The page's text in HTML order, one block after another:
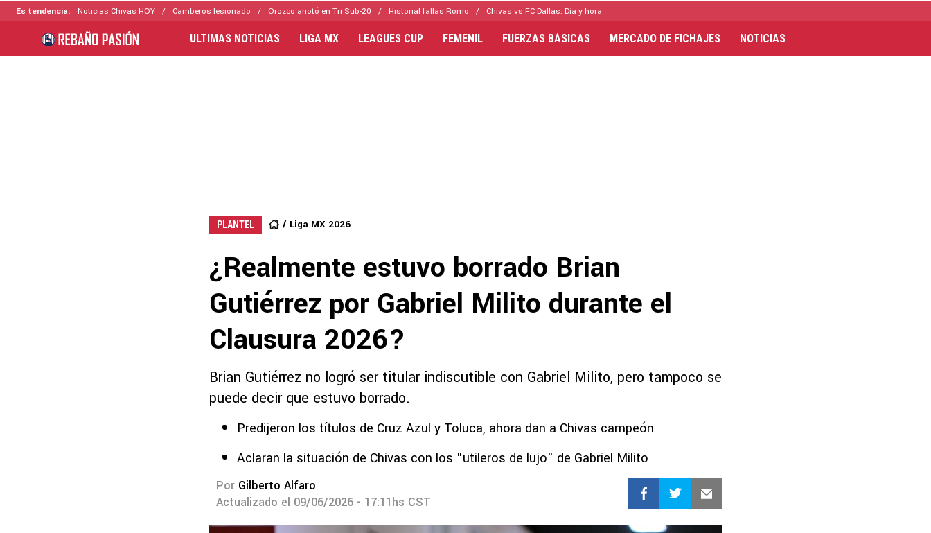
Es tendencia: Noticias Chivas HOY Camberos lesionado Orozco anotó en Tri Sub-20 Historial fallas Romo Chivas vs FC Dallas: Día y hora
ULTIMAS NOTICIAS LIGA MX LEAGUES CUP FEMENIL FUERZAS BÁSICAS MERCADO DE FICHAJES NOTICIAS
PLANTEL Liga MX 2026
¿Realmente estuvo borrado Brian
Gutiérrez por Gabriel Milito durante el
Clausura 2026?
Brian Gutiérrez no logró ser titular indiscutible con Gabriel Milito, pero tampoco se
puede decir que estuvo borrado.
Predijeron los títulos de Cruz Azul y Toluca, ahora dan a Chivas campeón
Aclaran la situación de Chivas con los "utileros de lujo" de Gabriel Milito
Por Gilberto Alfaro
Actualizado el 09/06/2026 - 17:11hs CST